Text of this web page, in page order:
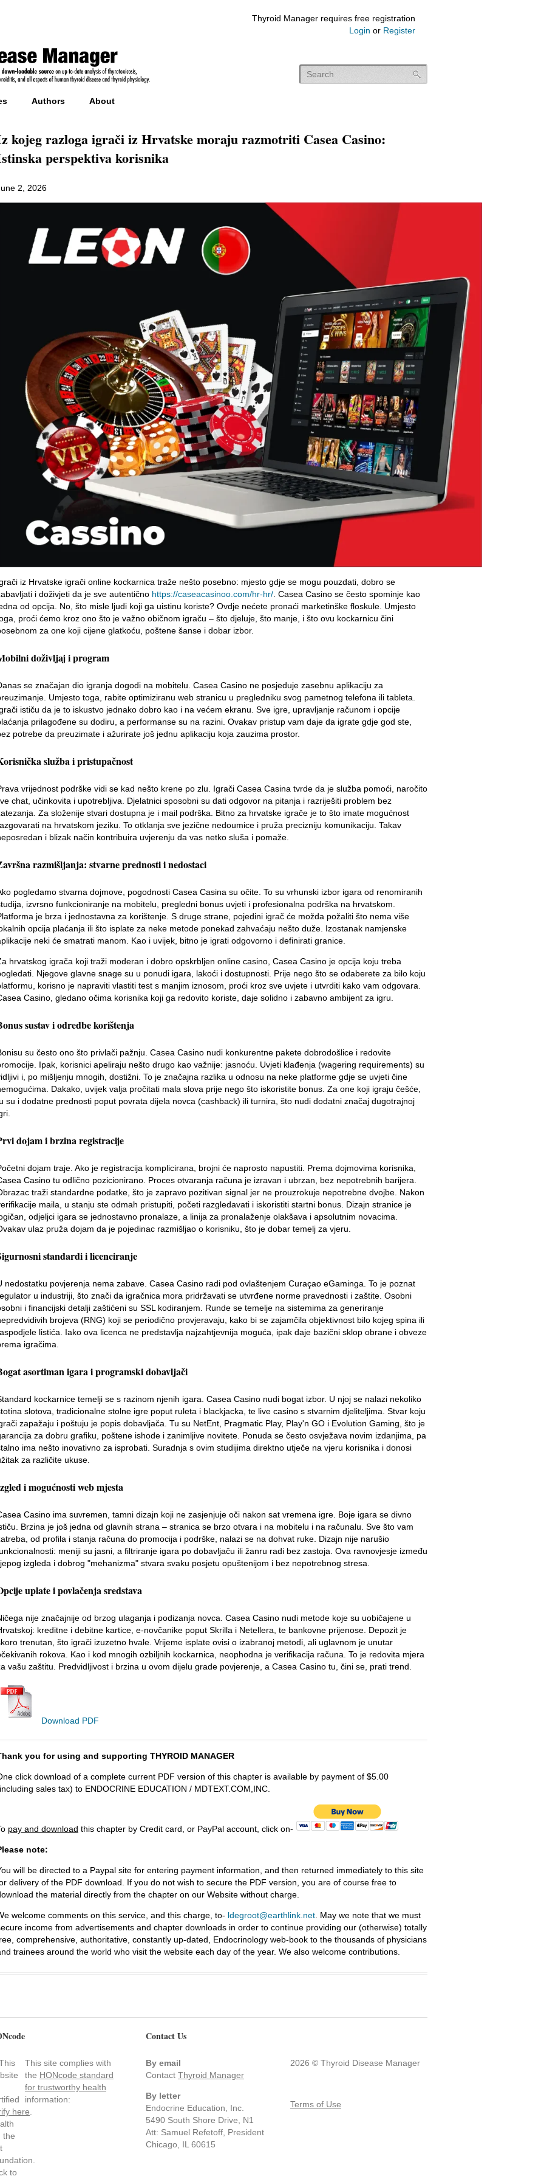
Thyroid Manager requires free registration
Login or Register
Authors About
kojeg razloga igrači iz Hrvatske moraju razmotriti Casea Casino:
perspektiva korisnika
2, 2026
iz Hrvatske igrači online kockarnica traže nešto posebno: mjesto gdje se mogu pouzdati, dobro se
i doživjeti da je sve autentično https://caseacasinoo.com/hr-hr/ . Casea Casino se često spominje kao
od opcija. No, što misle ljudi koji ga uistinu koriste? Ovdje nećete pronaći marketinške floskule. Umjesto
proći ćemo kroz ono što je važno običnom igraču – što djeluje, što manje, i što ovu kockarnicu čini
za one koji cijene glatkoću, poštene šanse i dobar izbor.
doživljaj i program
se značajan dio igranja dogodi na mobitelu. Casea Casino ne posjeduje zasebnu aplikaciju za
Umjesto toga, rabite optimiziranu web stranicu u pregledniku svog pametnog telefona ili tableta.
ističu da je to iskustvo jednako dobro kao i na većem ekranu. Sve igre, upravljanje računom i opcije
prilagođene su dodiru, a performanse su na razini. Ovakav pristup vam daje da igrate gdje god ste,
potrebe da preuzimate i ažurirate još jednu aplikaciju koja zauzima prostor.
služba i pristupačnost
vrijednost podrške vidi se kad nešto krene po zlu. Igrači Casea Casina tvrde da je služba pomoći, naročito
chat, učinkovita i upotrebljiva. Djelatnici sposobni su dati odgovor na pitanja i razriješiti problem bez
Za složenije stvari dostupna je i mail podrška. Bitno za hrvatske igrače je to što imate mogućnost
na hrvatskom jeziku. To otklanja sve jezične nedoumice i pruža precizniju komunikaciju. Takav
i blizak način kontribuira uvjerenju da vas netko sluša i pomaže.
razmišljanja: stvarne prednosti i nedostaci
pogledamo stvarna dojmove, pogodnosti Casea Casina su očite. To su vrhunski izbor igara od renomiranih
izvrsno funkcioniranje na mobitelu, pregledni bonus uvjeti i profesionalna podrška na hrvatskom.
je brza i jednostavna za korištenje. S druge strane, pojedini igrač će možda požaliti što nema više
opcija plaćanja ili što isplate za neke metode ponekad zahvaćaju nešto duže. Izostanak namjenske
neki će smatrati manom. Kao i uvijek, bitno je igrati odgovorno i definirati granice.
hrvatskog igrača koji traži moderan i dobro opskrbljen online casino, Casea Casino je opcija koju treba
Njegove glavne snage su u ponudi igara, lakoći i dostupnosti. Prije nego što se odaberete za bilo koju
korisno je napraviti vlastiti test s manjim iznosom, proći kroz sve uvjete i utvrditi kako vam odgovara.
Casino, gledano očima korisnika koji ga redovito koriste, daje solidno i zabavno ambijent za igru.
sustav i odredbe korištenja
su često ono što privlači pažnju. Casea Casino nudi konkurentne pakete dobrodošlice i redovite
Ipak, korisnici apeliraju nešto drugo kao važnije: jasnoću. Uvjeti klađenja (wagering requirements) su
i, po mišljenju mnogih, dostižni. To je značajna razlika u odnosu na neke platforme gdje se uvjeti čine
Dakako, uvijek valja pročitati mala slova prije nego što iskoristite bonus. Za one koji igraju češće,
su i dodatne prednosti poput povrata dijela novca (cashback) ili turnira, što nudi dodatni značaj dugotrajnoj
dojam i brzina registracije
dojam traje. Ako je registracija komplicirana, brojni će naprosto napustiti. Prema dojmovima korisnika,
Casino tu odlično pozicionirano. Proces otvaranja računa je izravan i ubrzan, bez nepotrebnih barijera.
traži standardne podatke, što je zapravo pozitivan signal jer ne prouzrokuje nepotrebne dvojbe. Nakon
maila, u stanju ste odmah pristupiti, početi razgledavati i iskoristiti startni bonus. Dizajn stranice je
odjeljci igara se jednostavno pronalaze, a linija za pronalaženje olakšava i apsolutnim novacima.
ulaz pruža dojam da je pojedinac razmišljao o korisniku, što je dobar temelj za vjeru.
standardi i licenciranje
nedostatku povjerenja nema zabave. Casea Casino radi pod ovlaštenjem Curaçao eGaminga. To je poznat
u industriji, što znači da igračnica mora pridržavati se utvrđene norme pravednosti i zaštite. Osobni
i financijski detalji zaštićeni su SSL kodiranjem. Runde se temelje na sistemima za generiranje
brojeva (RNG) koji se periodično provjeravaju, kako bi se zajamčila objektivnost bilo kojeg spina ili
listića. Iako ova licenca ne predstavlja najzahtjevnija moguća, ipak daje bazični sklop obrane i obveze
igračima.
asortiman igara i programski dobavljači
kockarnice temelji se s razinom njenih igara. Casea Casino nudi bogat izbor. U njoj se nalazi nekoliko
slotova, tradicionalne stolne igre poput ruleta i blackjacka, te live casino s stvarnim djeliteljima. Stvar koju
zapažaju i poštuju je popis dobavljača. Tu su NetEnt, Pragmatic Play, Play'n GO i Evolution Gaming, što je
za dobru grafiku, poštene ishode i zanimljive novitete. Ponuda se često osvježava novim izdanjima, pa
ima nešto inovativno za isprobati. Suradnja s ovim studijima direktno utječe na vjeru korisnika i donosi
za različite ukuse.
i mogućnosti web mjesta
Casino ima suvremen, tamni dizajn koji ne zasjenjuje oči nakon sat vremena igre. Boje igara se divno
Brzina je još jedna od glavnih strana – stranica se brzo otvara i na mobitelu i na računalu. Sve što vam
od profila i stanja računa do promocija i podrške, nalazi se na dohvat ruke. Dizajn nije narušio
meniji su jasni, a filtriranje igara po dobavljaču ili žanru radi bez zastoja. Ova ravnovjesje između
izgleda i dobrog "mehanizma" stvara svaku posjetu opuštenijom i bez nepotrebnog stresa.
uplate i povlačenja sredstava
nije značajnije od brzog ulaganja i podizanja novca. Casea Casino nudi metode koje su uobičajene u
kreditne i debitne kartice, e-novčanike poput Skrilla i Netellera, te bankovne prijenose. Depozit je
trenutan, što igrači izuzetno hvale. Vrijeme isplate ovisi o izabranoj metodi, ali uglavnom je unutar
rokova. Kao i kod mnogih ozbiljnih kockarnica, neophodna je verifikacija računa. To je redovita mjera
vašu zaštitu. Predvidljivost i brzina u ovom dijelu grade povjerenje, a Casea Casino tu, čini se, prati trend.
Download PDF
you for using and supporting THYROID MANAGER
click download of a complete current PDF version of this chapter is available by payment of $5.00
sales tax) to ENDOCRINE EDUCATION / MDTEXT.COM,INC.
pay and download this chapter by Credit card, or PayPal account, click on-
note:
will be directed to a Paypal site for entering payment information, and then returned immediately to this site
delivery of the PDF download. If you do not wish to secure the PDF version, you are of course free to
the material directly from the chapter on our Website without charge.
welcome comments on this service, and this charge, to- ldegroot@earthlink.net . May we note that we must
income from advertisements and chapter downloads in order to continue providing our (otherwise) totally
comprehensive, authoritative, constantly up-dated, Endocrinology web-book to the thousands of physicians
trainees around the world who visit the website each day of the year. We also welcome contributions.
This site complies with
the HONcode standard
for trustworthy health
information:
here
Contact Us
By email
Contact Thyroid Manager
By letter
Endocrine Education, Inc.
5490 South Shore Drive, N1
Att: Samuel Refetoff, President
Chicago, IL 60615
2026 © Thyroid Disease Manager
Terms of Use